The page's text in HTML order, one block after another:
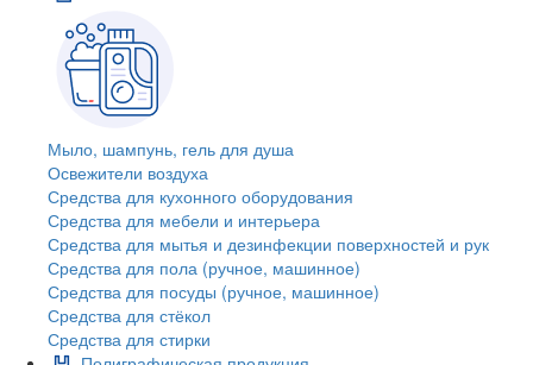
Мыло, шампунь, гель для душа
Освежители воздуха
Средства для кухонного оборудования
Средства для мебели и интерьера
Средства для мытья и дезинфекции поверхностей и рук
Средства для пола (ручное, машинное)
Средства для посуды (ручное, машинное)
Средства для стёкол
Средства для стирки